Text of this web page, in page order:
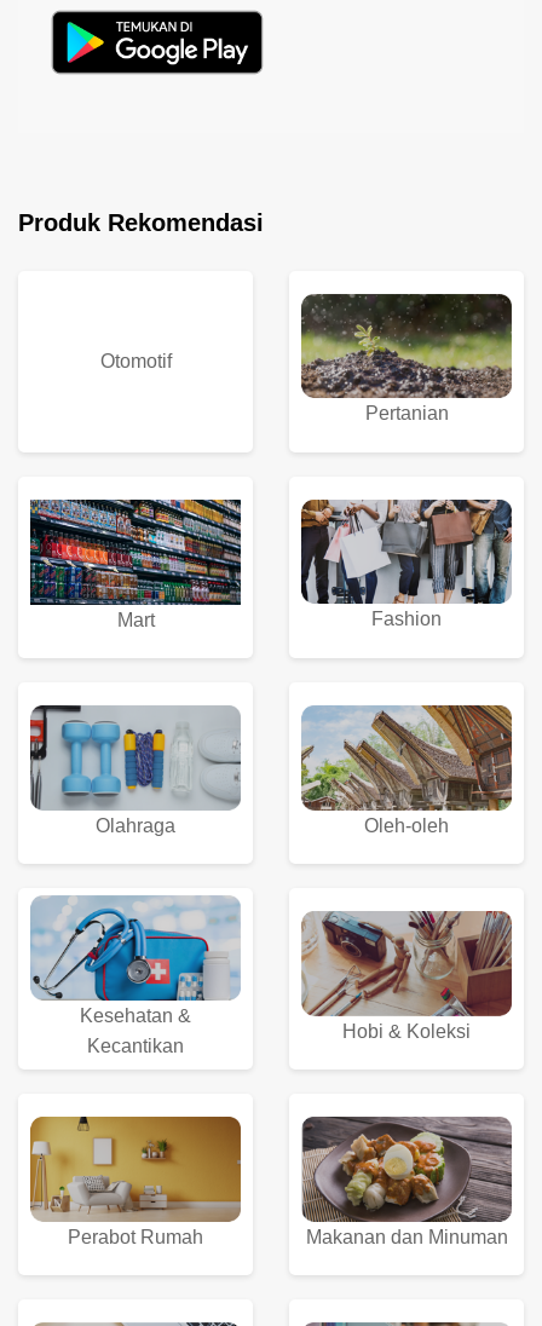
Produk Rekomendasi
Otomotif
Pertanian
Mart Fashion
Olahraga Oleh-oleh
Kesehatan &
Kecantikan
Hobi & Koleksi
Perabot Rumah Makanan dan Minuman